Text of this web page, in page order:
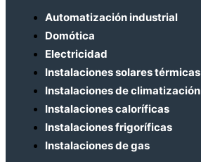
Automatización industrial
Domótica
Electricidad
Instalaciones solares térmicas
Instalaciones de climatización
Instalaciones caloríficas
Instalaciones frigoríficas
Instalaciones de gas